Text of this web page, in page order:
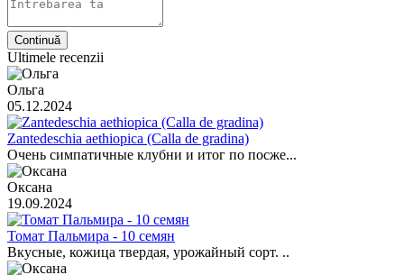
Continuă
Ultimele recenzii
Ольга
05.12.2024
Zantedeschia aethiopica (Calla de gradina)
Очень симпатичные клубни и итог по посже...
Оксана
19.09.2024
Томат Пальмира - 10 семян
Вкусные, кожица твердая, урожайный сорт. ..